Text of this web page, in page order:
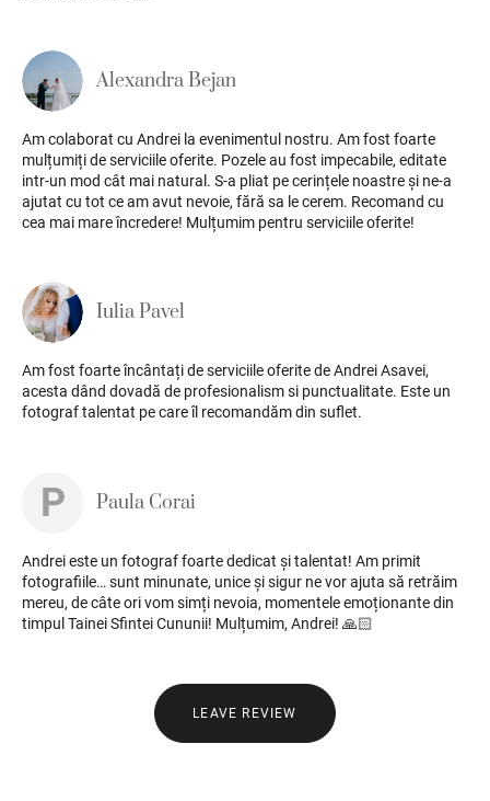
Alexandra Bejan
Am colaborat cu Andrei la evenimentul nostru. Am fost foarte
mulțumiți de serviciile oferite. Pozele au fost impecabile, editate
intr-un mod cât mai natural. S-a pliat pe cerințele noastre și ne-a
ajutat cu tot ce am avut nevoie, fără sa le cerem. Recomand cu
cea mai mare încredere! Mulțumim pentru serviciile oferite!
Iulia Pavel
Am fost foarte încântați de serviciile oferite de Andrei Asavei,
acesta dând dovadă de profesionalism si punctualitate. Este un
fotograf talentat pe care îl recomandăm din suflet.
P Paula Corai
Andrei este un fotograf foarte dedicat și talentat! Am primit
fotografiile… sunt minunate, unice și sigur ne vor ajuta să retrăim
mereu, de câte ori vom simți nevoia, momentele emoționante din
timpul Tainei Sfintei Cununii! Mulțumim, Andrei! 🙏🏻
LEAVE REVIEW